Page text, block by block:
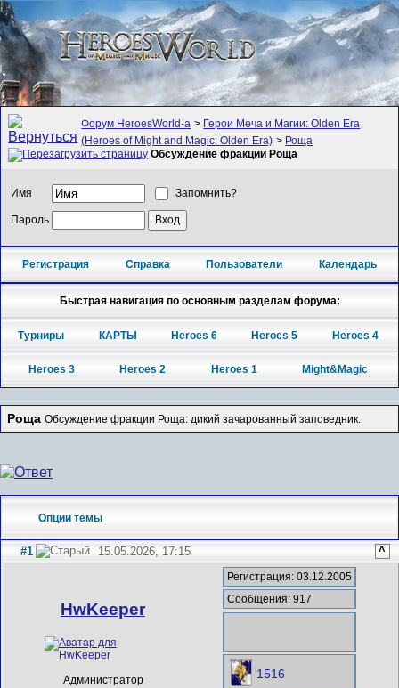
Форум HeroesWorld-а > Герои Меча и Магии: Olden Era
(Heroes of Might and Magic: Olden Era) > Роща
Обсуждение фракции Роща
Имя Запомнить?
Пароль
Регистрация Справка Пользователи Календарь
Быстрая навигация по основным разделам форума:
Турниры КАРТЫ Heroes 6 Heroes 5 Heroes 4
Heroes 3 Heroes 2 Heroes 1 Might&Magic
Роща Обсуждение фракции Роща: дикий зачарованный заповедник.
Опции темы
#1 15.05.2026, 17:15 ^
HwKeeper
Администратор
Регистрация: 03.12.2005
Сообщения: 917
1516